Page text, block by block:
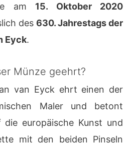
am 15. Oktober 2020
des 630. Jahrestags der
Eyck.
Münze geehrt?
van Eyck ehrt einen der
Maler und betont
die europäische Kunst und
mit den beiden Pinseln